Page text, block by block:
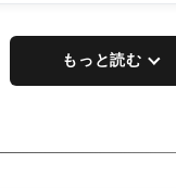
もっと読む